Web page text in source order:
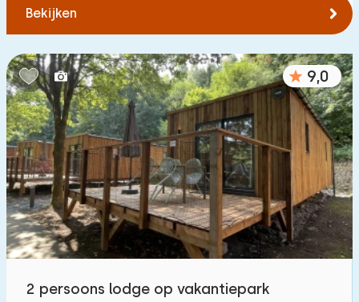
Bekijken
9,0
2 persoons lodge op vakantiepark